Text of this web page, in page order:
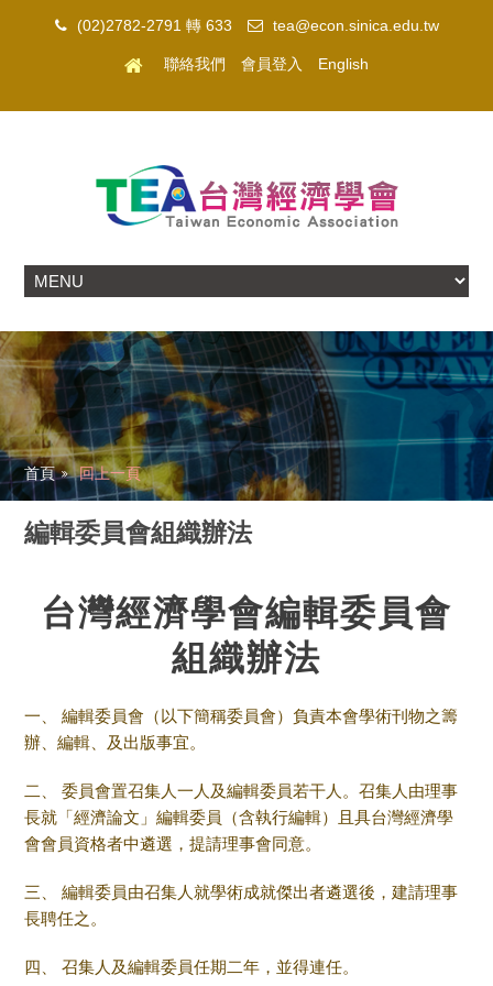
(02)2782-2791 轉 633 tea@econ.sinica.edu.tw
聯絡我們 會員登入 English
首頁 回上一頁
編輯委員會組織辦法
台灣經濟學會編輯委員會
組織辦法
一、 編輯委員會（以下簡稱委員會）負責本會學術刊物之籌
辦、編輯、及出版事宜。
二、 委員會置召集人一人及編輯委員若干人。召集人由理事
長就「經濟論文」編輯委員（含執行編輯）且具台灣經濟學
會會員資格者中遴選，提請理事會同意。
三、 編輯委員由召集人就學術成就傑出者遴選後，建請理事
長聘任之。
四、 召集人及編輯委員任期二年，並得連任。